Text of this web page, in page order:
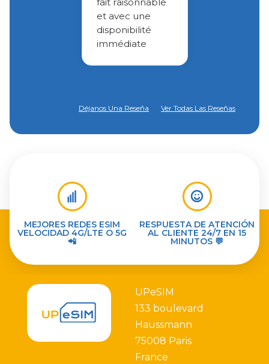
fait raisonnable
et avec une
disponibilité
immédiate
Déjanos Una Reseña Ver Todas Las Reseñas
MEJORES REDES ESIM
VELOCIDAD 4G/LTE O 5G
📲
RESPUESTA DE ATENCIÓN
AL CLIENTE 24/7 EN 15
MINUTOS 💬
UPeSIM
133 boulevard
Haussmann
75008 Paris
France